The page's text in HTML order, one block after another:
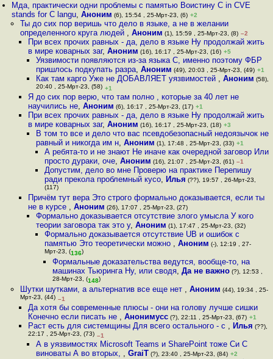
Мда, практически одни проблемы с памятью Воистину C in CVE
stands for C langu,Аноним (6), 15:54 , 25-Мрт-23, (6) +2
Ты до сих пор веришь что дело в языке, а не в желании
определенного круга людей , Аноним (1), 15:59 , 25-Мрт-23, (8) –2
При всех прочих равных - да, дело в языке Ну продолжай жить
в мире коварных заг, Аноним (16), 16:17 , 25-Мрт-23, (16) +5
Уязвимости появляются из-за языка C, именно поэтому ФБР
пришлось подкупать разра,Аноним (49), 20:03 , 25-Мрт-23, (49) +1
Как там карго Уже не ДОБАВЛЯЕТ уязвимостей ,Аноним (58),
20:40 , 25-Мрт-23, (58) +1
Я до сих пор верю, что там полно , которые за 40 лет не
научились не, Аноним (6), 16:17 , 25-Мрт-23, (17) +1
При всех прочих равных - да, дело в языке Ну продолжай жить
в мире коварных заг, Аноним (16), 16:17 , 25-Мрт-23, (18) +3
В том то все и дело что вас псевдобезопасный недоязычок не
равный и никогда им н,Аноним (1), 17:48 , 25-Мрт-23, (33) +1
А ребята-то и не знают Не иначе как очередной заговор Или
просто дураки, оче, Аноним (16), 21:07 , 25-Мрт-23, (61) –1
Допустим, дело во мне Проверю на практике Перепишу
ради прекола проблемный кусо, Илья (??), 19:57 , 26-Мрт-23,
(117)
Причём тут вера Это строго формально доказывается, если ты
не в курсе , Аноним (26), 17:07 , 25-Мрт-23, (27)
Формально доказывается отсутствие злого умысла У кого
теории заговора так это у,Аноним (1), 17:47 , 25-Мрт-23, (32)
Формально доказывается отсутствие UB и ошибок с
памятью Это теоретически можно , Аноним (-), 12:19 , 27-
Мрт-23, (136)
Формальные доказательства ведутся, вообще-то, на
машинах Тьюринга Ну, или сводя, Да не важно(?), 12:53 ,
28-Мрт-23, (148)
Шутки шутками, а альтернатив все еще нет , Аноним (44), 19:34 , 25-
Мрт-23, (44) –1
Да хотя бы современные плюсы - они на голову лучше сишки
Конечно если писать не , Анонимусс(?), 22:11 , 25-Мрт-23, (67) +1
Раст есть для системщины Для всего остального - c , Илья (??),
22:17 , 25-Мрт-23, (73) –1
А в уязвимостях Microsoft Teams и SharePoint тоже Си С
виноваты А во вторых, ,GraiT (?), 23:40 , 25-Мрт-23, (84) +2